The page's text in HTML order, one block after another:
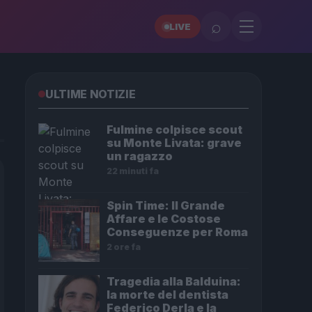
LIVE ⌕
ULTIME NOTIZIE
Fulmine colpisce scout
su Monte Livata: grave
un ragazzo
22 minuti fa
Spin Time: Il Grande
Affare e le Costose
Conseguenze per Roma
2 ore fa
Tragedia alla Balduina:
la morte del dentista
Federico Derla e la